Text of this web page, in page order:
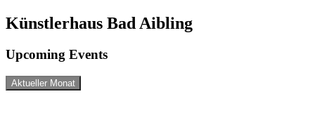
Künstlerhaus Bad Aibling
Upcoming Events
Aktueller Monat